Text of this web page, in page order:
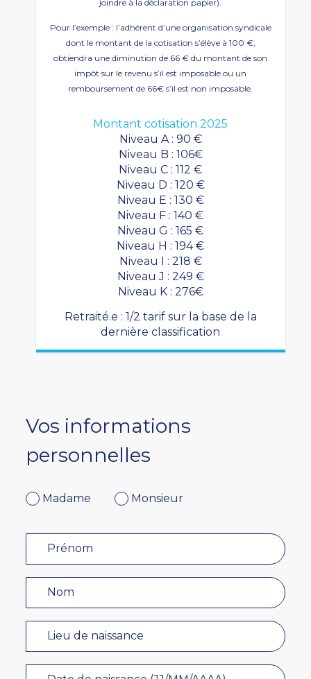
joindre à la déclaration papier).
Pour l’exemple : l’adhérent d’une organisation syndicale
dont le montant de la cotisation s’élève à 100 €,
obtiendra une diminution de 66 € du montant de son
impôt sur le revenu s’il est imposable ou un
remboursement de 66€ s’il est non imposable.
Montant cotisation 2025
Niveau A : 90 €
Niveau B : 106€
Niveau C : 112 €
Niveau D : 120 €
Niveau E : 130 €
Niveau F : 140 €
Niveau G : 165 €
Niveau H : 194 €
Niveau I : 218 €
Niveau J : 249 €
Niveau K : 276€
Retraité.e : 1/2 tarif sur la base de la
dernière classification
Vos informations
personnelles
Madame Monsieur